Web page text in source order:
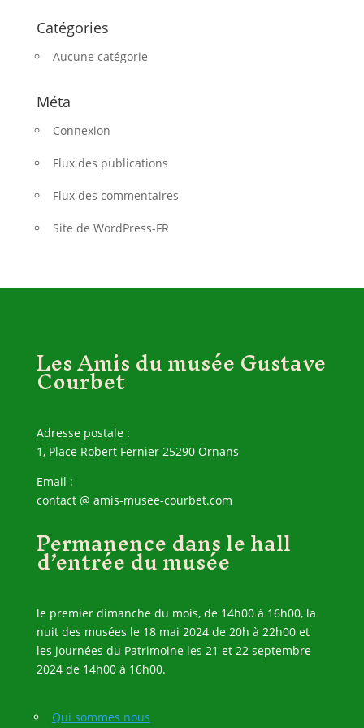
Catégories
Aucune catégorie
Méta
Connexion
Flux des publications
Flux des commentaires
Site de WordPress-FR
Les Amis du musée Gustave
Courbet
Adresse postale :
1, Place Robert Fernier 25290 Ornans
Email :
contact @ amis-musee-courbet.com
Permanence dans le hall
d’entrée du musée
le premier dimanche du mois, de 14h00 à 16h00, la
nuit des musées le 18 mai 2024 de 20h à 22h00 et
les journées du Patrimoine les 21 et 22 septembre
2024 de 14h00 à 16h00.
Qui sommes nous